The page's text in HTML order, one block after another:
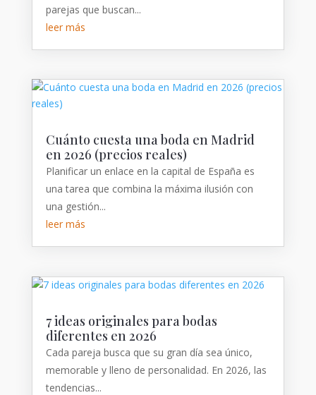
parejas que buscan...
leer más
Cuánto cuesta una boda en Madrid
en 2026 (precios reales)
Planificar un enlace en la capital de España es
una tarea que combina la máxima ilusión con
una gestión...
leer más
7 ideas originales para bodas
diferentes en 2026
Cada pareja busca que su gran día sea único,
memorable y lleno de personalidad. En 2026, las
tendencias...